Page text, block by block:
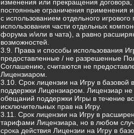
изменения или прекращения
постоянные ограничения применения
с использованием отдельного
использования части отдельных
форума и/или в чата), а равно
возможностей.
3.9. Права и способы использования
предоставленные / не разрешенные
Соглашению, считаются не
Лицензиаром.
3.10. Срок лицензии на Игру в базовой
поддержки Лицензиаром. Лицензиар не
обещаний поддержки Игры в течение
исключительных прав на Игру.
3.11. Срок лицензии на Игру в
тарифами Лицензиара, но в любом
срока действия Лицензии на Игру в